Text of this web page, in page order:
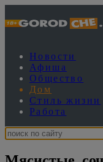
Новости
Афиша
Общество
Дом
Стиль жизни
Работа